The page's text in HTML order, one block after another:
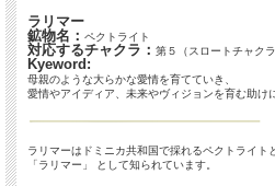
ラリマー
鉱物名： ペクトライト
対応するチャクラ： 第５（スロートチャクラ
Kyeword:
母親のような大らかな愛情を育てていき、
愛情やアイディア、未来やヴィジョンを育む助け
ラリマーはドミニカ共和国で採れるペクトライト
「ラリマー」 として知られています。